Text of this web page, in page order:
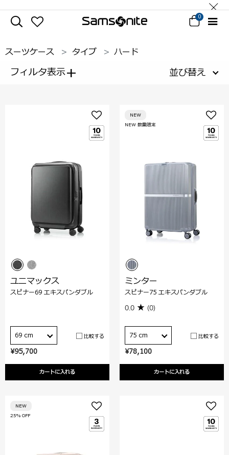
0
スーツケース タイプ ハード
フィルタ表示+ 並び替え
¥95,700
カートに入れる
ユニマックス
スピナー69 エキスパンダブル
69 cm 比較する
¥78,100
カートに入れる
NEW 数量限定
NEW
ミンター
スピナー75 エキスパンダブル
0.0 (0)
75 cm 比較する
25% OFF
NEW